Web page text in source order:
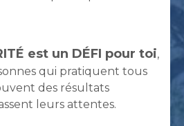
est un DÉFI pour toi,
qui pratiquent tous
des résultats
leurs attentes.